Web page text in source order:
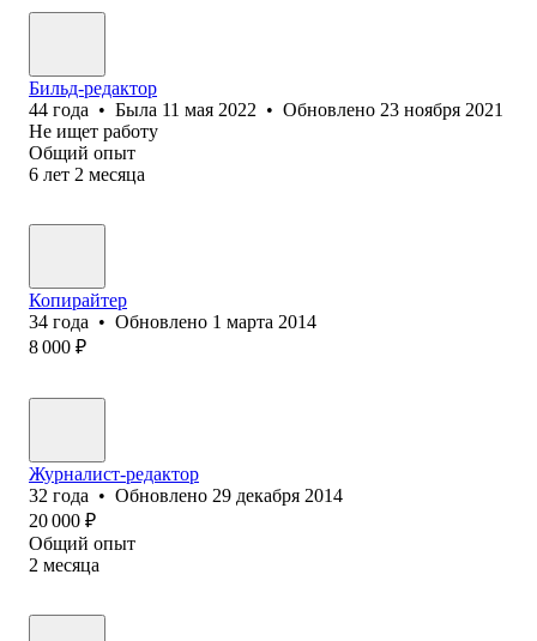
Бильд-редактор
44 года • Была 11 мая 2022 • Обновлено 23 ноября 2021
Не ищет работу
Общий опыт
6 лет 2 месяца
Копирайтер
34 года • Обновлено 1 марта 2014
8 000 ₽
Журналист-редактор
32 года • Обновлено 29 декабря 2014
20 000 ₽
Общий опыт
2 месяца